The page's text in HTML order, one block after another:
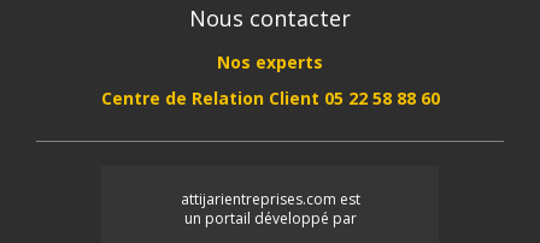
Nous contacter
Nos experts
Centre de Relation Client 05 22 58 88 60
attijarientreprises.com est
un portail développé par